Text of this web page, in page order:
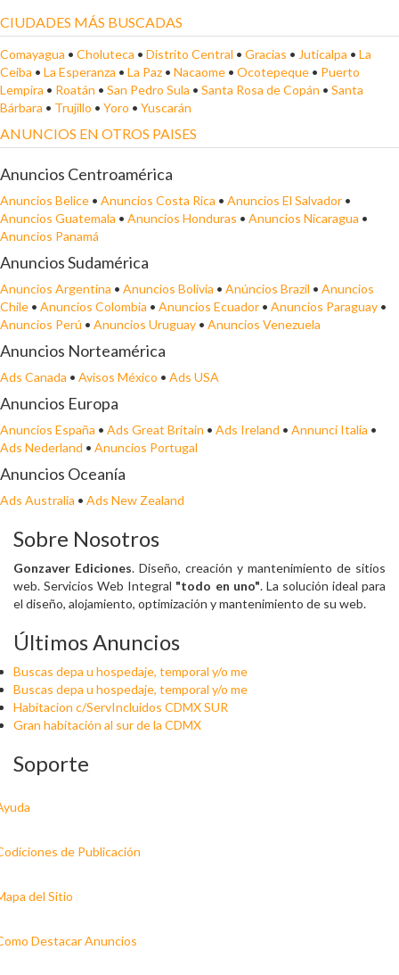
CIUDADES MÁS BUSCADAS
Comayagua • Choluteca • Distrito Central • Gracias • Juticalpa • La
Ceiba • La Esperanza • La Paz • Nacaome • Ocotepeque • Puerto
Lempira • Roatán • San Pedro Sula • Santa Rosa de Copán • Santa
Bárbara • Trujillo • Yoro • Yuscarán
ANUNCIOS EN OTROS PAISES
Anuncios Centroamérica
Anuncios Belice • Anuncios Costa Rica • Anuncios El Salvador •
Anuncios Guatemala • Anuncios Honduras • Anuncios Nicaragua •
Anuncios Panamá
Anuncios Sudamérica
Anuncios Argentina • Anuncios Bolivia • Anúncios Brazil • Anuncios
Chile • Anuncios Colombia • Anuncios Ecuador • Anuncios Paraguay •
Anuncios Perú • Anuncios Uruguay • Anuncios Venezuela
Anuncios Norteamérica
Ads Canada • Avisos México • Ads USA
Anuncios Europa
Anuncios España • Ads Great Britain • Ads Ireland • Annunci Italia •
Ads Nederland • Anuncios Portugal
Anuncios Oceanía
Ads Australia • Ads New Zealand
Sobre Nosotros
Gonzaver Ediciones. Diseño, creación y mantenimiento de sitios
web. Servicios Web Integral "todo en uno". La solución ideal para
el diseño, alojamiento, optimización y mantenimiento de su web.
Últimos Anuncios
Buscas depa u hospedaje, temporal y/o me
Buscas depa u hospedaje, temporal y/o me
Habitacion c/ServIncluidos CDMX SUR
Gran habitación al sur de la CDMX
Soporte
de Publicación
del Sitio
Destacar Anuncios